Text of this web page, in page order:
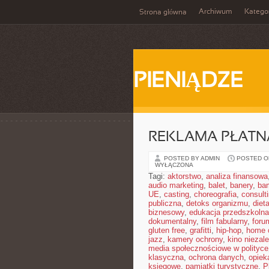
Strona główna Archiwum
PIENIĄDZE
REKLAMA
POSTED BY ADMIN POSTED
WYŁĄCZONA
Tagi: aktorstwo, analiza finansowa,
audio marketing, balet, banery,
UE, casting, choreografia,
publiczna, detoks organizmu,
biznesowy, edukacja przedszkolna
dokumentalny, film fabularny,
gluten free, grafitti, hip-hop, home
jazz, kamery ochrony, kino
media społecznościowe w polityce
klasyczna, ochrona danych,
księgowe, pamiątki turystyczne,